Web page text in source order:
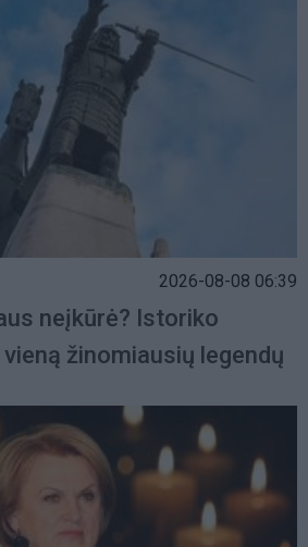
2026-08-08 06:39
neįkūrė? Istoriko
žinomiausių legendų